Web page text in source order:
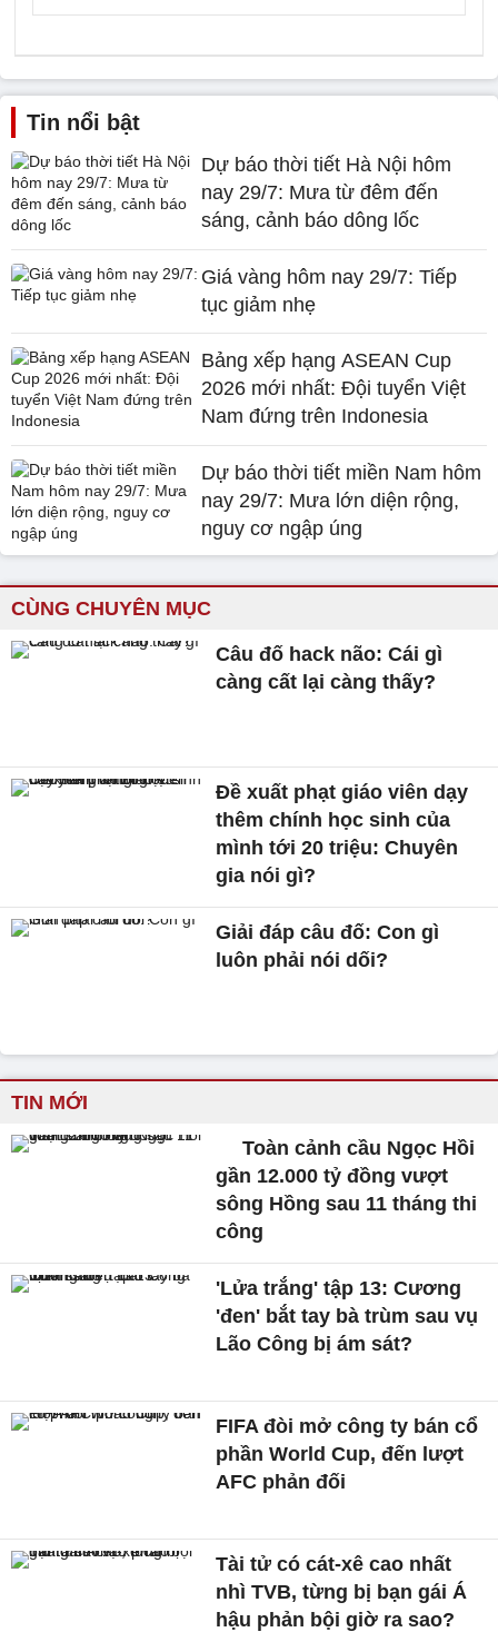
Tin nổi bật
Dự báo thời tiết Hà Nội hôm
nay 29/7: Mưa từ đêm đến
sáng, cảnh báo dông lốc
Giá vàng hôm nay 29/7: Tiếp
tục giảm nhẹ
Bảng xếp hạng ASEAN Cup
2026 mới nhất: Đội tuyển Việt
Nam đứng trên Indonesia
Dự báo thời tiết miền Nam hôm
nay 29/7: Mưa lớn diện rộng,
nguy cơ ngập úng
CÙNG CHUYÊN MỤC
Câu đố hack não: Cái gì
càng cất lại càng thấy?
Đề xuất phạt giáo viên dạy
thêm chính học sinh của
mình tới 20 triệu: Chuyên
gia nói gì?
Giải đáp câu đố: Con gì
luôn phải nói dối?
TIN MỚI
Toàn cảnh cầu Ngọc Hồi
gần 12.000 tỷ đồng vượt
sông Hồng sau 11 tháng thi
công
'Lửa trắng' tập 13: Cương
'đen' bắt tay bà trùm sau vụ
Lão Công bị ám sát?
FIFA đòi mở công ty bán cổ
phần World Cup, đến lượt
AFC phản đối
Tài tử có cát-xê cao nhất
nhì TVB, từng bị bạn gái Á
hậu phản bội giờ ra sao?